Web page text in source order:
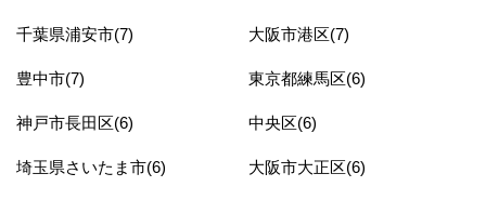
千葉県浦安市(7) 大阪市港区(7)
豊中市(7) 東京都練馬区(6)
神戸市長田区(6) 中央区(6)
埼玉県さいたま市(6) 大阪市大正区(6)